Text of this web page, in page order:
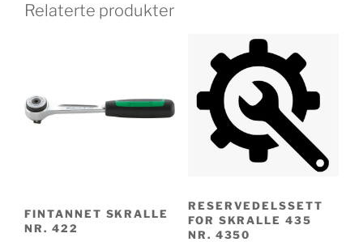
Relaterte produkter
FINTANNET SKRALLE
NR. 422
RESERVEDELSSETT
FOR SKRALLE 435
NR. 4350